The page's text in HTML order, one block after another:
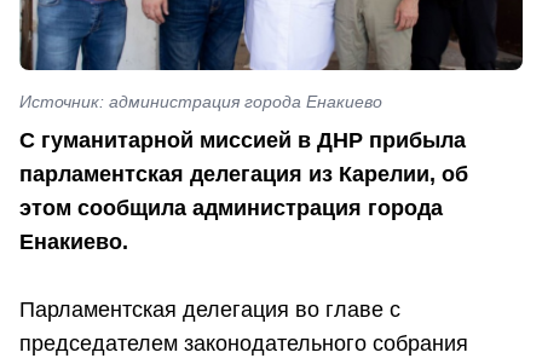
Источник: администрация города Енакиево
С гуманитарной миссией в ДНР прибыла
парламентская делегация из Карелии, об
этом сообщила администрация города
Енакиево.
Парламентская делегация во главе с
председателем законодательного собрания